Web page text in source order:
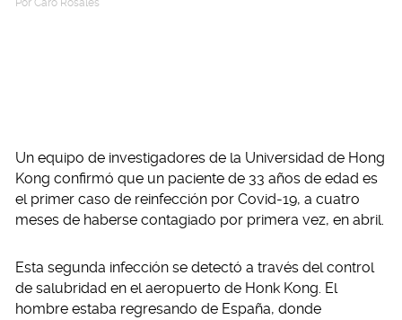
Por Caro Rosales
Un equipo de investigadores de la Universidad de Hong
Kong confirmó que un paciente de 33 años de edad es
el primer caso de reinfección por Covid-19, a cuatro
meses de haberse contagiado por primera vez, en abril.
Esta segunda infección se detectó a través del control
de salubridad en el aeropuerto de Honk Kong. El
hombre estaba regresando de España, donde